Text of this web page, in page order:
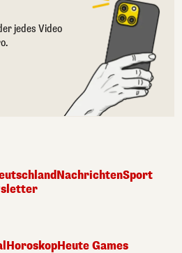
jedes Video
NachrichtenSport
HoroskopHeute Games